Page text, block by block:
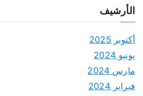
الأرشيف
أكتوبر 2025
يونيو 2024
مارس 2024
فبراير 2024